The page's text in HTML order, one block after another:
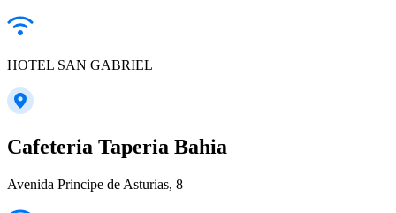
HOTEL SAN GABRIEL
Cafeteria Taperia Bahia
Avenida Principe de Asturias, 8